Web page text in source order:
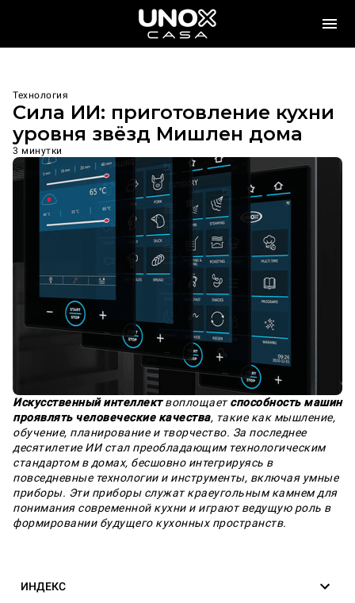
Технология
Сила ИИ: приготовление кухни
уровня звёзд Мишлен дома
3 минутки
Искусственный интеллектвоплощаетспособность машин
проявлять человеческие качества, такие как мышление,
обучение, планирование и творчество. За последнее
десятилетие ИИ стал преобладающим технологическим
стандартом в домах, бесшовно интегрируясь в
повседневные технологии и инструменты, включая умные
приборы. Эти приборы служат краеугольным камнем для
понимания современной кухни и играют ведущую роль в
формировании будущего кухонных пространств.
ИНДЕКС